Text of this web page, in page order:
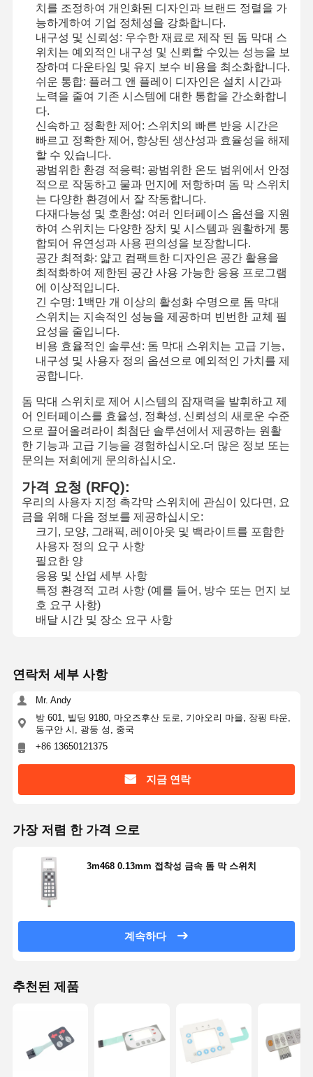
맞춘 멤브레인 스위치
산업적 멤브레인 스위치
신축막 스위치
PCB 멤브레인 스위치
FPC 멤브레인 스위치
백라이트 멤브레인 스위치
키패드 멤브레인 스위치
얇은막 패널 스위치
그래픽 덮개
PET 회로
빛 가이드 필름
금속 돔 조립
PMMA 렌즈
치를 조정하여 개인화된 디자인과 브랜드 정렬을 가
능하게하여 기업 정체성을 강화합니다.
내구성 및 신뢰성: 우수한 재료로 제작 된 돔 막대 스
위치는 예외적인 내구성 및 신뢰할 수있는 성능을 보
장하며 다운타임 및 유지 보수 비용을 최소화합니다.
쉬운 통합: 플러그 앤 플레이 디자인은 설치 시간과
노력을 줄여 기존 시스템에 대한 통합을 간소화합니
다.
신속하고 정확한 제어: 스위치의 빠른 반응 시간은
빠르고 정확한 제어, 향상된 생산성과 효율성을 해제
할 수 있습니다.
광범위한 환경 적응력: 광범위한 온도 범위에서 안정
적으로 작동하고 물과 먼지에 저항하며 돔 막 스위치
는 다양한 환경에서 잘 작동합니다.
다재다능성 및 호환성: 여러 인터페이스 옵션을 지원
하여 스위치는 다양한 장치 및 시스템과 원활하게 통
합되어 유연성과 사용 편의성을 보장합니다.
공간 최적화: 얇고 컴팩트한 디자인은 공간 활용을
최적화하여 제한된 공간 사용 가능한 응용 프로그램
에 이상적입니다.
긴 수명: 1백만 개 이상의 활성화 수명으로 돔 막대
스위치는 지속적인 성능을 제공하며 빈번한 교체 필
요성을 줄입니다.
비용 효율적인 솔루션: 돔 막대 스위치는 고급 기능,
내구성 및 사용자 정의 옵션으로 예외적인 가치를 제
공합니다.
돔 막대 스위치로 제어 시스템의 잠재력을 발휘하고 제
어 인터페이스를 효율성, 정확성, 신뢰성의 새로운 수준
으로 끌어올려라이 최첨단 솔루션에서 제공하는 원활
한 기능과 고급 기능을 경험하십시오.더 많은 정보 또는
문의는 저희에게 문의하십시오.
가격 요청 (RFQ):
우리의 사용자 지정 촉각막 스위치에 관심이 있다면, 요
금을 위해 다음 정보를 제공하십시오:
크기, 모양, 그래픽, 레이아웃 및 백라이트를 포함한
사용자 정의 요구 사항
필요한 양
응용 및 산업 세부 사항
특정 환경적 고려 사항 (예를 들어, 방수 또는 먼지 보
호 요구 사항)
배달 시간 및 장소 요구 사항
연락처 세부 사항
Mr. Andy
방 601, 빌딩 9180, 마오즈후산 도로, 기아오리 마을, 장핑 타운,
동구안 시, 광둥 성, 중국
+86 13650121375
지금 연락
가장 저렴 한 가격 으로
3m468 0.13mm 접착성 금속 돔 막 스위치
계속하다
추천된 제품